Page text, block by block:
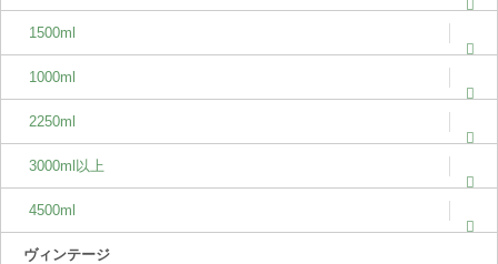
1500ml
1000ml
2250ml
3000ml以上
4500ml
ヴィンテージ